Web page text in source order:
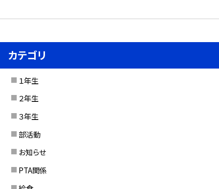
カテゴリ
１年生
２年生
３年生
部活動
お知らせ
PTA関係